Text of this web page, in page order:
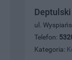
ul.
Telefon:
Kategoria: